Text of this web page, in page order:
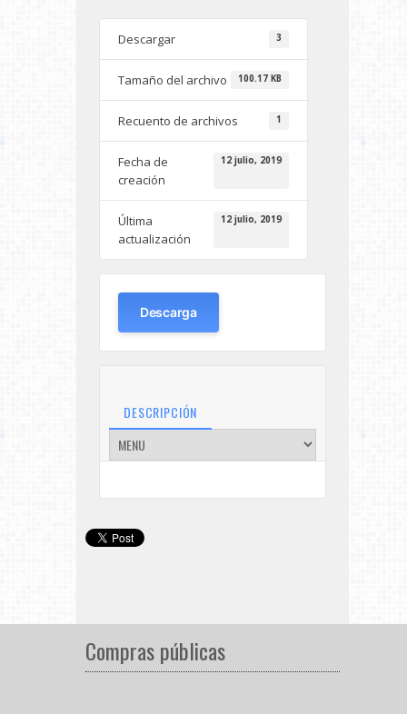
Descargar 3
Tamaño del archivo 100.17 KB
Recuento de archivos 1
Fecha de
creación
12 julio, 2019
Última
actualización
12 julio, 2019
Descarga
DESCRIPCIÓN
Compras públicas